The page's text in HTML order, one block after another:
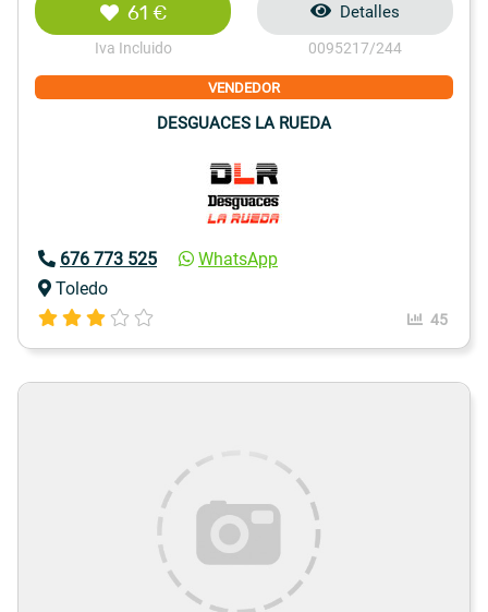
61 €
Iva Incluido
Detalles
0095217/244
VENDEDOR
DESGUACES LA RUEDA
676 773 525
WhatsApp
Toledo
45